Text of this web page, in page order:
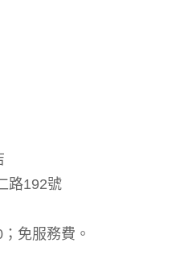
路192號
免服務費。